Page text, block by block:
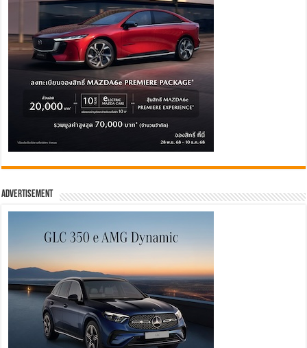
Advertisement